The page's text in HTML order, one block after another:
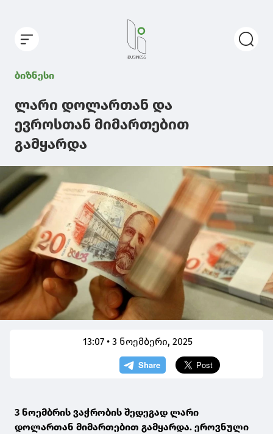
ბიზნესი
ლარი დოლართან და
ევროსთან მიმართებით
გამყარდა
13:07 • 3 ნოემბერი, 2025
3 ნოემბრის ვაჭრობის შედეგად ლარი
დოლართან მიმართებით გამყარდა. ეროვნული